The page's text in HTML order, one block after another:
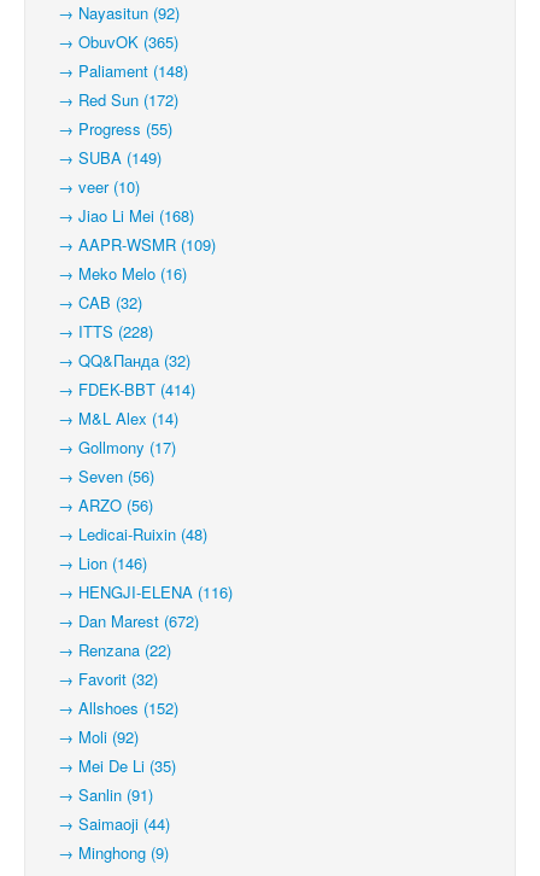
→ Nayasitun (92)
→ ObuvOK (365)
→ Paliament (148)
→ Red Sun (172)
→ Progress (55)
→ SUBA (149)
→ veer (10)
→ Jiao Li Mei (168)
→ AAPR-WSMR (109)
→ Meko Melo (16)
→ CAB (32)
→ ITTS (228)
→ QQ&Панда (32)
→ FDEK-BBT (414)
→ M&L Alex (14)
→ Gollmony (17)
→ Seven (56)
→ ARZO (56)
→ Ledicai-Ruixin (48)
→ Lion (146)
→ HENGJI-ELENA (116)
→ Dan Marest (672)
→ Renzana (22)
→ Favorit (32)
→ Allshoes (152)
→ Moli (92)
→ Mei De Li (35)
→ Sanlin (91)
→ Saimaoji (44)
→ Minghong (9)